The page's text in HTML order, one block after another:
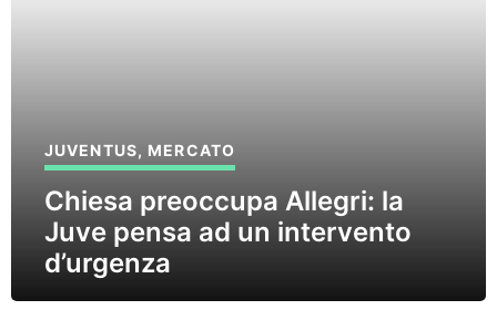
JUVENTUS, MERCATO
Chiesa preoccupa Allegri: la
Juve pensa ad un intervento
d’urgenza